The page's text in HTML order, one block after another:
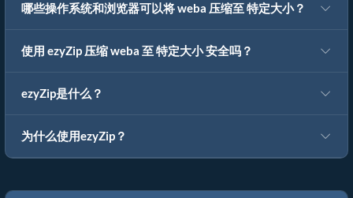
哪些操作系统和浏览器可以将 weba 压缩至 特定大小？
使用 ezyZip 压缩 weba 至 特定大小 安全吗？
ezyZip是什么？
为什么使用ezyZip？